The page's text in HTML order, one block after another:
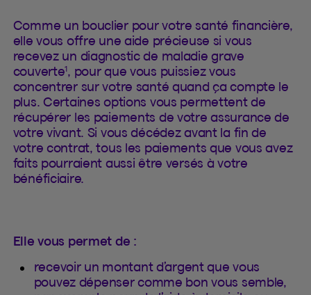
Comme un bouclier pour votre santé financière,
elle vous offre une aide précieuse si vous
recevez un diagnostic de maladie grave
couverte1, pour que vous puissiez vous
concentrer sur votre santé quand ça compte le
plus. Certaines options vous permettent de
récupérer les paiements de votre assurance de
votre vivant. Si vous décédez avant la fin de
votre contrat, tous les paiements que vous avez
faits pourraient aussi être versés à votre
bénéficiaire.
Elle vous permet de :
recevoir un montant d’argent que vous
pouvez dépenser comme bon vous semble,